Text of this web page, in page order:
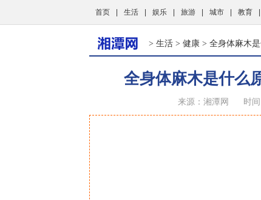
首页 生活 娱乐 旅游 城市 教育
> 生活 > 健康 > 全身体麻木
全身体麻木是什么
来源：湘潭网 时